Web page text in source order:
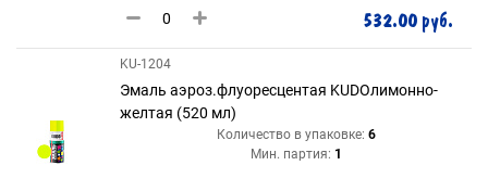
532.00 руб.
KU-1204
Эмаль аэроз.флуоресцентая KUDOлимонно-
желтая (520 мл)
Количество в упаковке: 6
Мин. партия: 1